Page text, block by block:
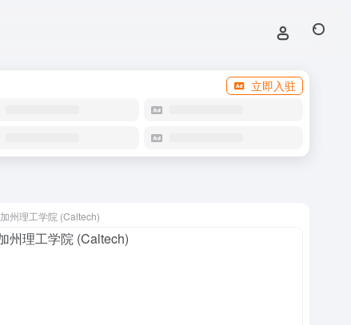
立即入驻
加州理工学院 (Caltech)